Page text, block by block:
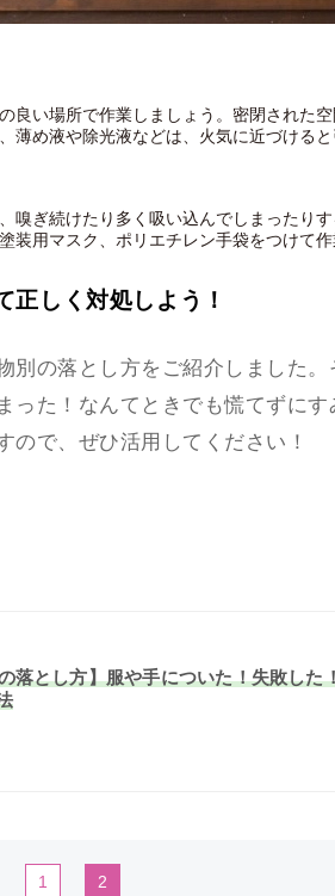
良い場所で作業しましょう。密閉された
め液や除光液などは、火気に近づけると
嗅ぎ続けたり多く吸い込んでしまったり
用マスク、ポリエチレン手袋をつけて作
正しく対処しよう！
別の落とし方をご紹介しました
った！なんてときでも慌てずに
ので、ぜひ活用してください！
落とし方】服や手についた！失敗した
1 2